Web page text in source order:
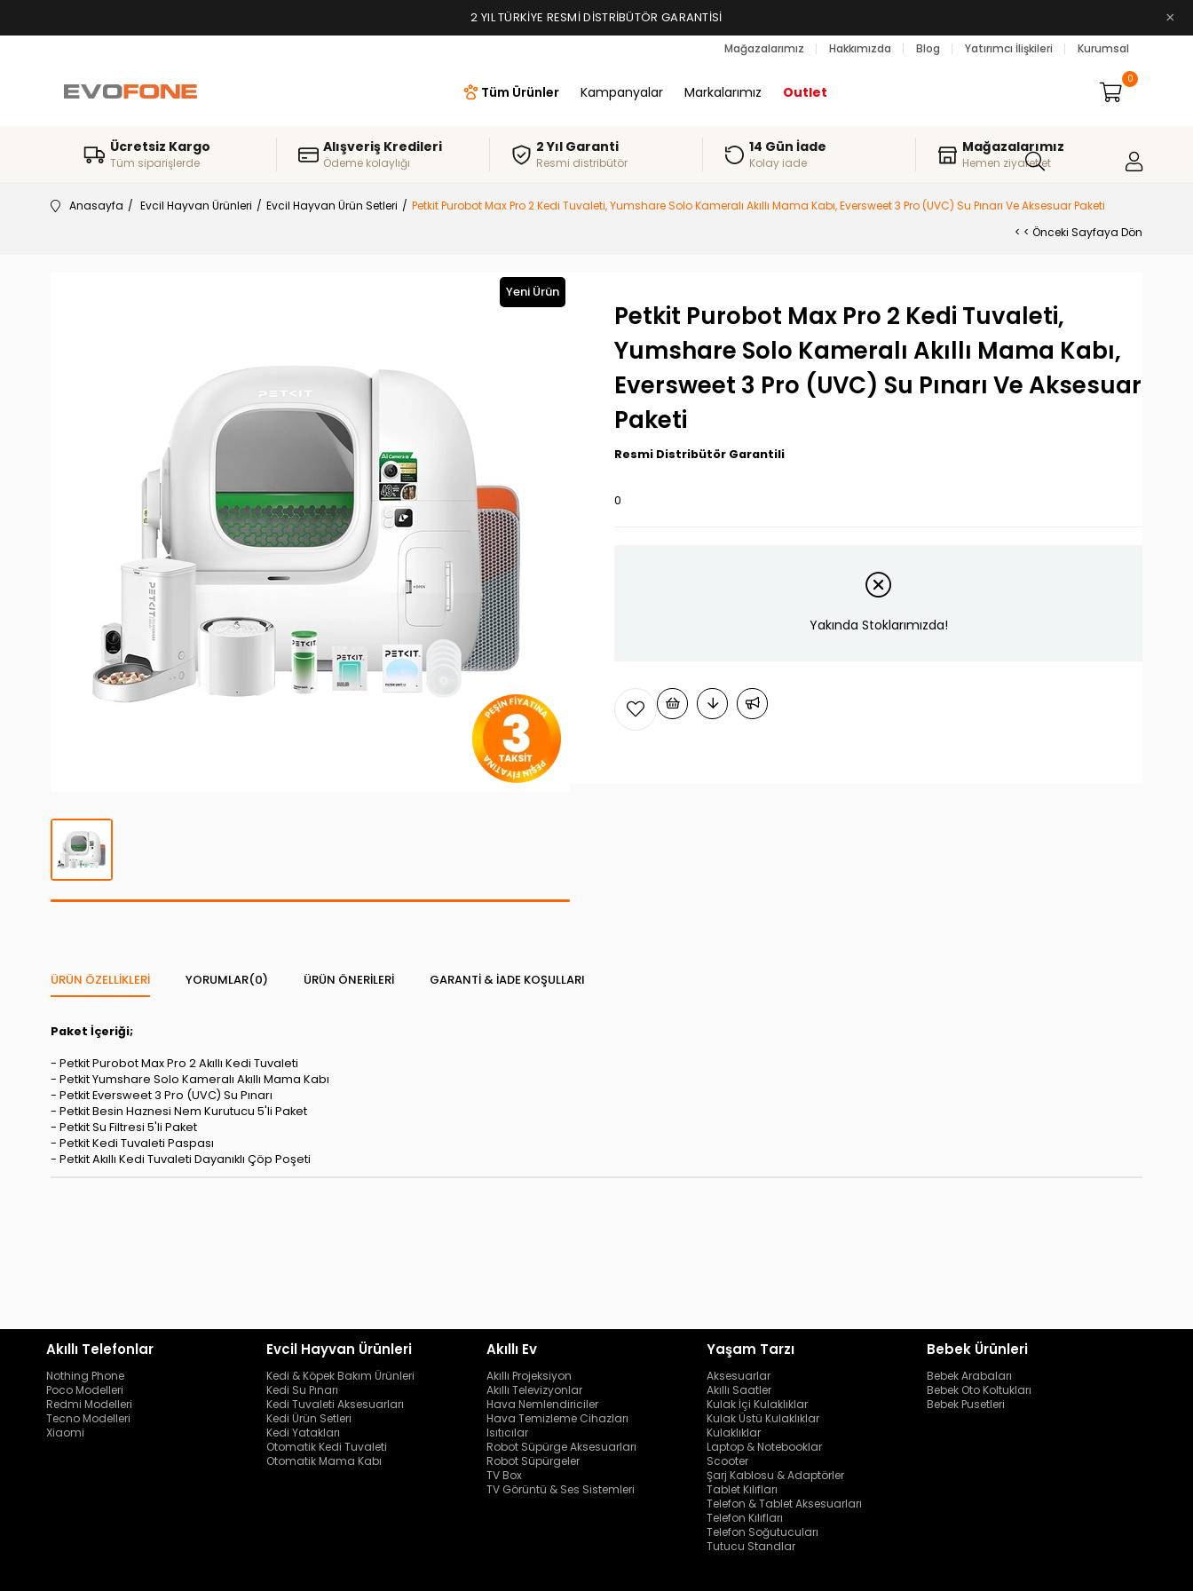
2 YIL TÜRKIYE RESMI DISTRIBÜTÖR GARANTISI ×
Mağazalarımız Hakkımızda Blog Yatırımcı İlişkileri Kurumsal
Tüm Ürünler Kampanyalar Markalarımız Outlet
0
Ücretsiz Kargo
Tüm siparişlerde
Alışveriş Kredileri
Ödeme kolaylığı
2 Yıl Garanti
Resmi distribütör
14 Gün İade
Kolay iade
Mağazalarımız
Hemen ziyaret et
Anasayfa Evcil Hayvan Ürünleri Evcil Hayvan Ürün Setleri
Petkit Purobot Max Pro 2 Kedi Tuvaleti, Yumshare Solo Kameralı Akıllı Mama Kabı, Eversweet 3 Pro (UVC) Su Pınarı Ve Aksesuar Paketi
< < Önceki Sayfaya Dön
Yeni Ürün
Petkit Purobot Max Pro 2 Kedi Tuvaleti,
Yumshare Solo Kameralı Akıllı Mama Kabı,
Eversweet 3 Pro (UVC) Su Pınarı Ve Aksesuar
Paketi
Resmi Distribütör Garantili
0
Yakında Stoklarımızda!
ÜRÜN ÖZELLIKLERI YORUMLAR(0) ÜRÜN ÖNERILERI GARANTI & İADE KOŞULLARI
Paket İçeriği;
- Petkit Purobot Max Pro 2 Akıllı Kedi Tuvaleti
- Petkit Yumshare Solo Kameralı Akıllı Mama Kabı
- Petkit Eversweet 3 Pro (UVC) Su Pınarı
- Petkit Besin Haznesi Nem Kurutucu 5'li Paket
- Petkit Su Filtresi 5'li Paket
- Petkit Kedi Tuvaleti Paspası
- Petkit Akıllı Kedi Tuvaleti Dayanıklı Çöp Poşeti
Akıllı Telefonlar
Nothing Phone
Poco Modelleri
Redmi Modelleri
Tecno Modelleri
Xiaomi
Evcil Hayvan Ürünleri
Kedi & Köpek Bakım Ürünleri
Kedi Su Pınarı
Kedi Tuvaleti Aksesuarları
Kedi Ürün Setleri
Kedi Yatakları
Otomatik Kedi Tuvaleti
Otomatik Mama Kabı
Akıllı Ev
Akıllı Projeksiyon
Akıllı Televizyonlar
Hava Nemlendiriciler
Hava Temizleme Cihazları
Isıtıcılar
Robot Süpürge Aksesuarları
Robot Süpürgeler
TV Box
TV Görüntü & Ses Sistemleri
Yaşam Tarzı
Aksesuarlar
Akıllı Saatler
Kulak İçi Kulaklıklar
Kulak Üstü Kulaklıklar
Kulaklıklar
Laptop & Notebooklar
Scooter
Şarj Kablosu & Adaptörler
Tablet Kılıfları
Telefon & Tablet Aksesuarları
Telefon Kılıfları
Telefon Soğutucuları
Tutucu Standlar
Bebek Ürünleri
Bebek Arabaları
Bebek Oto Koltukları
Bebek Pusetleri